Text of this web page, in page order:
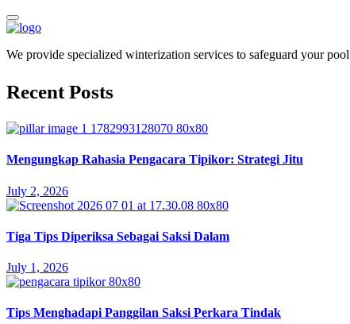
We provide specialized winterization services to safeguard your
Recent Posts
Mengungkap Rahasia Pengacara Tipikor: Strategi Jitu
July 2, 2026
Tiga Tips Diperiksa Sebagai Saksi Dalam
July 1, 2026
Tips Menghadapi Panggilan Saksi Perkara Tindak